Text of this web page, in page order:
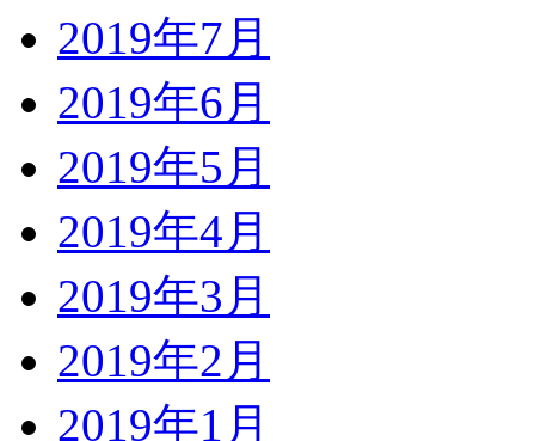
2019年7月
2019年6月
2019年5月
2019年4月
2019年3月
2019年2月
2019年1月